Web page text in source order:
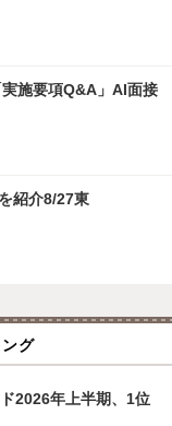
実施要項Q&A」AI面接
紹介8/27東
グ
2026年上半期、1位